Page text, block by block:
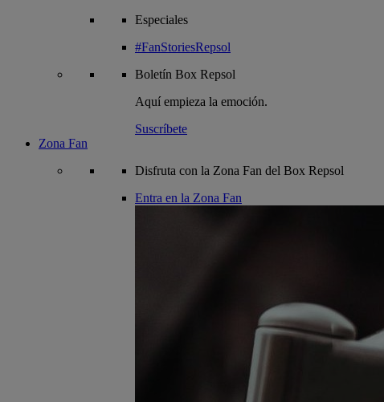
Especiales
#FanStoriesRepsol
Boletín Box Repsol
Aquí empieza la emoción.
Suscríbete
Zona Fan
Disfruta con la Zona Fan del Box Repsol
Entra en la Zona Fan